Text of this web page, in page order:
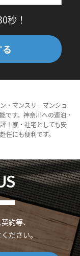
秒！
・マンスリーマンショ
です。神奈川への連泊・
！寮・社宅としても安
任にも便利です。
約等、
ださい。